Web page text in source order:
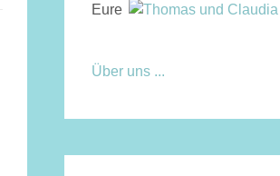
Eure
Über uns ...